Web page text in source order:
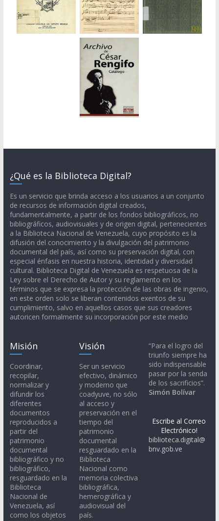
¿Qué es la Biblioteca Digital?
Es un servicio que brinda acceso a los usuarios a un conjunto
de recursos de información digital creados,
fundamentalmente, a partir de los fondos bibliográficos, no
bibliográficos, audiovisuales y de origen digital, pertenecientes
a la Biblioteca Nacional de Venezuela, cuyo propósito es la
difusión del conocimiento y la divulgación del patrimonio
documental del país, así como su preservación digital, con
especial énfasis en nuestra historia, identidad y diversidad
cultural. Biblioteca Digital de Venezuela es respetuosa de la
Ley sobre el Derecho de Autor y su reglamento en los
términos que se expresa la protección de las obras de ingenio,
en este orden solo se liberan contenidos exentos de su
cumplimiento, salvo en aquellos casos que sus creadores
autoricen formalmente su incorporación por este medio
Misión
Coordinar,
recopilar,
normalizar y
difundir los
diferentes
documentos
reproducidos a
partir del
patrimonio
documental
bibliográfico y no
bibliográfico,
resguardado en la
Biblioteca
Nacional de
Venezuela, así
como los objetos
Visión
Ser un servicio
efectivo, dinámico
y moderno que
coadyuve, no sólo
al acceso y
preservación en el
tiempo del
patrimonio
documental
resguardado en la
Biblioteca
Nacional como
memoria colectiva
bibliográfica,
hemerográfica y
audiovisual del
país.
“Para el logro del
triunfo siempre ha
sido indispensable
pasar por la senda
de los sacrificios”.
Simón Bolívar
Escribe al Correo
Electrónico!
biblioteca.digital@
bnv.gob.ve